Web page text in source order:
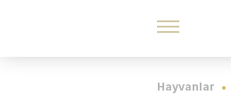
Hayvanlar